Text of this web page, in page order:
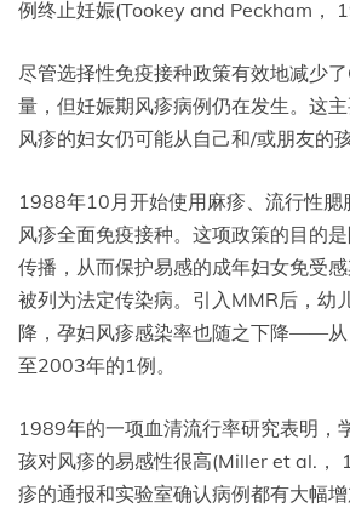
例终止妊娠(Tookey and Peckham，
尽管选择性免疫接种政策有效地减少
量，但妊娠期风疹病例仍在发生。这
风疹的妇女仍可能从自己和/或朋友的
1988年10月开始使用麻疹、流行性腮
风疹全面免疫接种。这项政策的目的
传播，从而保护易感的成年妇女免受
被列为法定传染病。引入MMR后，幼
降，孕妇风疹感染率也随之下降——
至2003年的1例。
1989年的一项血清流行率研究表明，
孩对风疹的易感性很高(Miller et al.，
疹的通报和实验室确认病例都有大幅